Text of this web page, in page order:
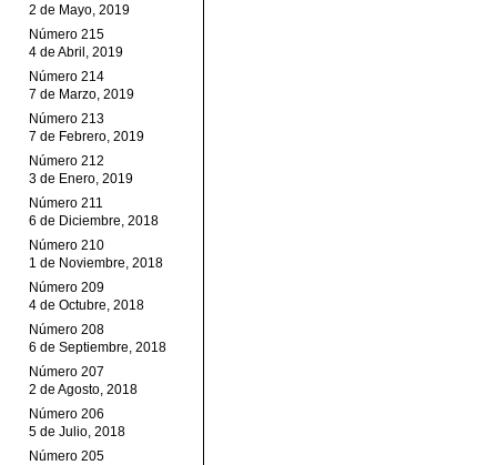
2 de Mayo, 2019
Número 215
4 de Abril, 2019
Número 214
7 de Marzo, 2019
Número 213
7 de Febrero, 2019
Número 212
3 de Enero, 2019
Número 211
6 de Diciembre, 2018
Número 210
1 de Noviembre, 2018
Número 209
4 de Octubre, 2018
Número 208
6 de Septiembre, 2018
Número 207
2 de Agosto, 2018
Número 206
5 de Julio, 2018
Número 205